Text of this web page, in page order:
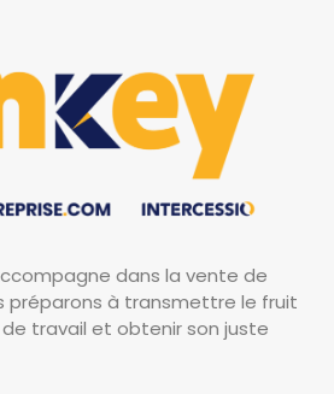
dans la vente de
préparons à transmettre le fruit
travail et obtenir son juste